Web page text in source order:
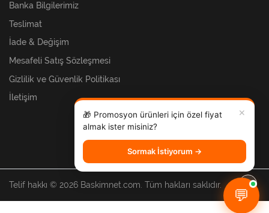
Banka Bilgilerimiz
Teslimat
İade & Değişim
Mesafeli Satış Sözleşmesi
Gizlilik ve Güvenlik Politikası
İletişim
Telif hakkı © 2026 Baskimnet.com. Tüm hakları saklıdır.
💬
✕
🎁 Promosyon ürünleri için özel fiyat
almak ister misiniz?
Sormak İstiyorum →